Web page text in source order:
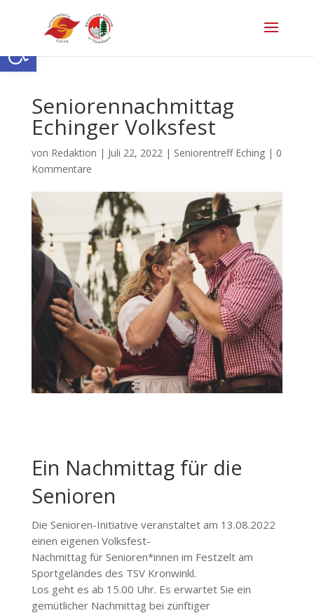
Open toolbar
Seniorennachmittag
Echinger Volksfest
von Redaktion | Juli 22, 2022| Seniorentreff Eching| 0
Kommentare
Ein Nachmittag für die
Senioren
Die Senioren-Initiative veranstaltet am 13.08.2022
einen eigenen Volksfest-
Nachmittag für Senioren*innen im Festzelt am
Sportgeländes des TSV Kronwinkl.
Los geht es ab 15.00 Uhr. Es erwartet Sie ein
gemütlicher Nachmittag bei zünftiger